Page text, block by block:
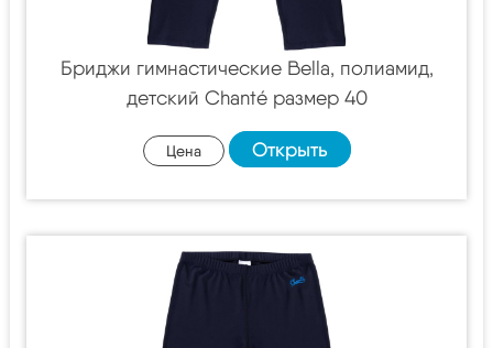
Бриджи гимнастические Bella, полиамид,
детский Chanté размер 40
Цена Открыть